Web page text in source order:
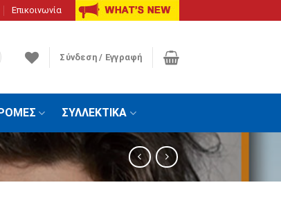
Επικοινωνία
Σύνδεση / Εγγραφή
ΣΥΛΛΕΚΤΙΚΑ